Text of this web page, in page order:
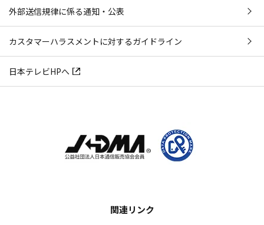
外部送信規律に係る通知・公表
カスタマーハラスメントに対するガイドライン
日本テレビHPへ
関連リンク